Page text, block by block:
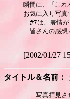
瞬間に、「これ
お気に入り写真
#7は、表情が
皆さんの感想
[2002/01/27
タイトル＆名前：
写真拝見させ